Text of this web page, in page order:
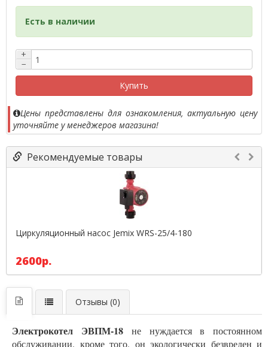
Есть в наличии
+
−
Купить
Цены представлены для ознакомления, актуальную цену
уточняйте у менеджеров магазина!
Рекомендуемые товары
Циркуляционный насос Jemix WRS-25/4-180
2600р.
Отзывы (0)
Электрокотел ЭВПМ-18не нуждается в постоянном
обслуживании, кроме того, он экологически безвреден и